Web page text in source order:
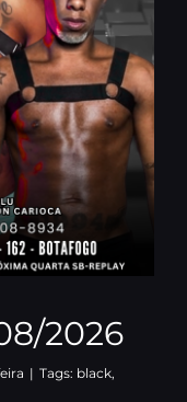
2026
| Tags: black,